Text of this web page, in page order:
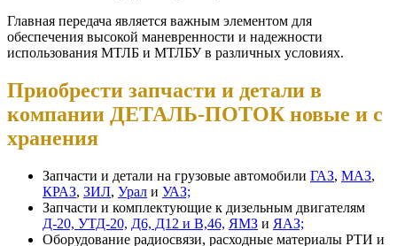
Главная передача является важным элементом для
обеспечения высокой маневренности и надежности
использования МТЛБ и МТЛБУ в различных условиях.
Приобрести запчасти и детали в
компании ДЕТАЛЬ-ПОТОК новые и с
хранения
Запчасти и детали на грузовые автомобили ГАЗ, МАЗ,
КРАЗ, ЗИЛ, Урал и УАЗ;
Запчасти и комплектующие к дизельным двигателям
Д-20, УТД-20, Д6, Д12 и В,46, ЯМЗ и ЯАЗ;
Оборудование радиосвязи, расходные материалы РТИ и